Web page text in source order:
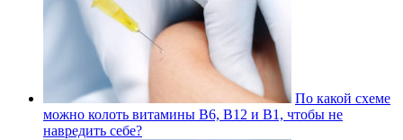
По какой схеме
можно колоть витамины В6, В12 и В1, чтобы не
навредить себе?